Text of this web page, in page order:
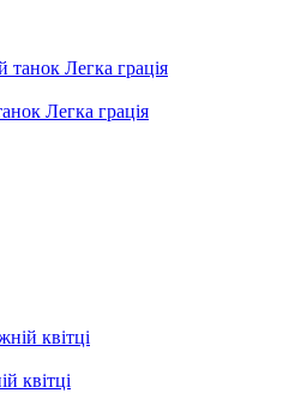
Легка грація
квітці